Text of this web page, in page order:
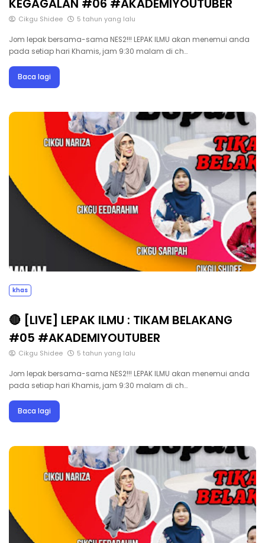
Cikgu Shidee 5 tahun yang lalu
Jom lepak bersama-sama NES2!!! LEPAK ILMU akan menemui anda
pada setiap hari Khamis, jam 9:30 malam di ch…
Baca lagi
khas
🔴 [LIVE] LEPAK ILMU : TIKAM BELAKANG
#05 #AKADEMIYOUTUBER
Cikgu Shidee 5 tahun yang lalu
Jom lepak bersama-sama NES2!!! LEPAK ILMU akan menemui anda
pada setiap hari Khamis, jam 9:30 malam di ch…
Baca lagi